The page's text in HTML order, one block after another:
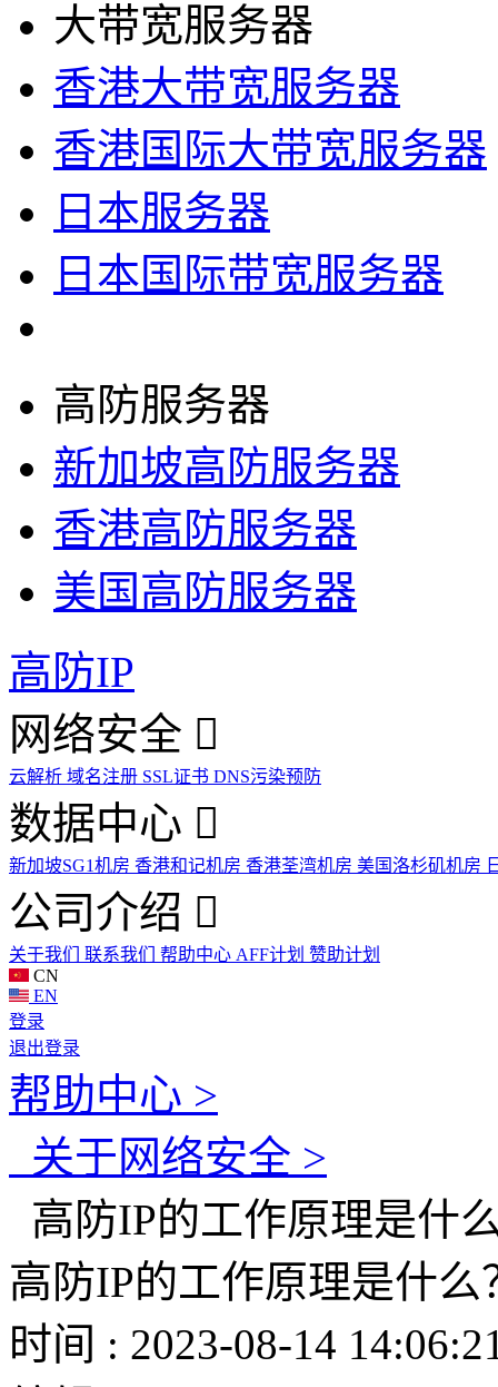
大带宽服务器
香港大带宽服务器
香港国际大带宽服务器
日本服务器
日本国际带宽服务器
高防服务器
新加坡高防服务器
香港高防服务器
美国高防服务器
高防IP
网络安全
云解析 域名注册 SSL证书 DNS污染预防
数据中心
新加坡SG1机房 香港和记机房 香港荃湾机房 美国洛杉矶机房
公司介绍
关于我们 联系我们 帮助中心 AFF计划 赞助计划
CN
EN
登录
退出登录
帮助中心 >
关于网络安全 >
高防IP的工作原理是什
高防IP的工作原理是什么
时间 : 2023-08-14